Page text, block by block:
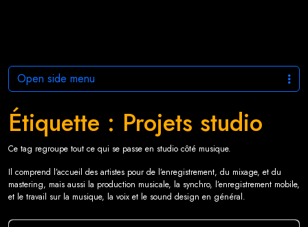
Étiquette : Projets studio
Ce tag regroupe tout ce qui se passe en studio côté musique.
Il comprend l’accueil des artistes pour de l’enregistrement, du mixage, et du
mastering, mais aussi la production musicale, la synchro, l’enregistrement mobile,
et le travail sur la musique, la voix et le sound design en général.
Open side menu